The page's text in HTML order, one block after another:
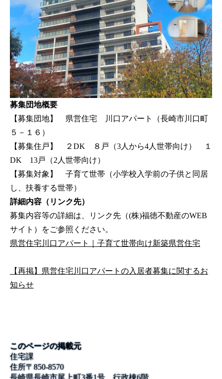
募集団地概要
【募集団地】 県営住宅 川口アパート（長崎市川口町
５－１６）
【募集住戸】 ２DK ８戸（3人から4人世帯向け） １
DK 13戸（2人世帯向け）
【募集対象】 子育て世帯（小学校入学前の子供と同居
し、扶養する世帯）
詳細内容（リンク先）
募集内容等の詳細は、リンク先（(株)福徳不動産のWEB
サイト）をご参照ください。
県営住宅川口アパート｜子育て世帯向け新築県営住宅
【再掲】県営住宅川口アパートの入居者募集に関するお
知らせ
このページの掲載元
住宅課
住所〒850-8570
長崎県長崎市尾上町3番1号 行政棟6階